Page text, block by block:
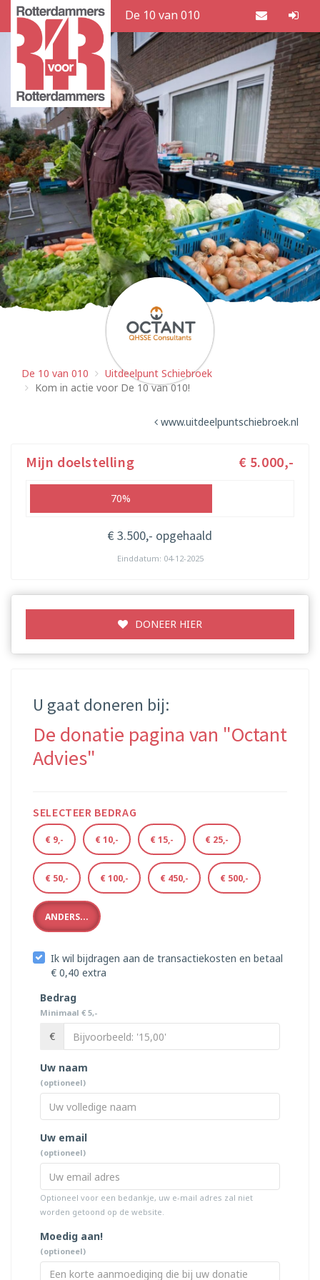
De 10 van 010
De 10 van 010
Uitdeelpunt Schiebroek
Kom in actie voor De 10 van 010!
www.uitdeelpuntschiebroek.nl
Mijn doelstelling € 5.000,-
70%
€ 3.500,- opgehaald
Einddatum: 04-12-2025
DONEER HIER
U gaat doneren bij:
De donatie pagina van "Octant
Advies"
SELECTEER BEDRAG
€ 9,- € 10,- € 15,- € 25,-
€ 50,- € 100,- € 450,- € 500,-
ANDERS...
Ik wil bijdragen aan de transactiekosten en betaal
€ 0,40 extra
Bedrag
Minimaal € 5,-
€
Uw naam
(optioneel)
Uw email
(optioneel)
Optioneel voor een bedankje, uw e-mail adres zal niet
worden getoond op de website.
Moedig aan!
(optioneel)